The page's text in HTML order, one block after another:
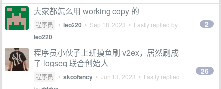
大家都怎么用 working copy 的
程序员 • leo220 • Sep 18, 2023 • Lastly replied by
leo220
2
程序员小伙子上班摸鱼刷 v2ex，居然刷成
了 logseq 联合创始人
程序员 • skoofancy • Jun 13, 2023 • Lastly replied
26